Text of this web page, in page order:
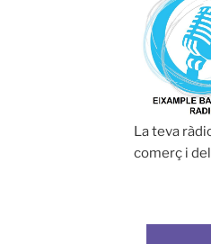
La teva
comerç i